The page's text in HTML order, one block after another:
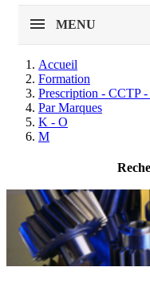
MENU
Accueil
Formation
Prescription - CCTP
Par Marques
K - O
M